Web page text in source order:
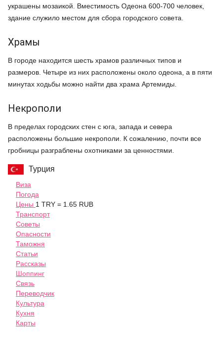
украшены мозаикой. Вместимость Одеона 600-700 человек,
здание служило местом для сбора городского совета.
Храмы
В городе находится шесть храмов различных типов и
размеров. Четыре из них расположены около одеона, а в пяти
минутах ходьбы можно найти два храма Артемиды.
Некрополи
В пределах городских стен с юга, запада и севера
расположены большие некрополи. К сожалению, почти все
гробницы разграблены охотниками за ценностями.
Турция
Виза
Погода
Цены 1 TRY = 1.65 RUB
Транспорт
Советы
Опасности
Таможня
Статьи
Рассказы
Шоппинг
Связь
Переводчик
Культура
Кухня
Карты